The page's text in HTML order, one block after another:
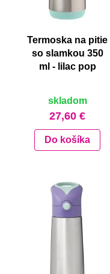
Termoska na pitie
so slamkou 350
ml - lilac pop
skladom
27,60 €
Do košíka